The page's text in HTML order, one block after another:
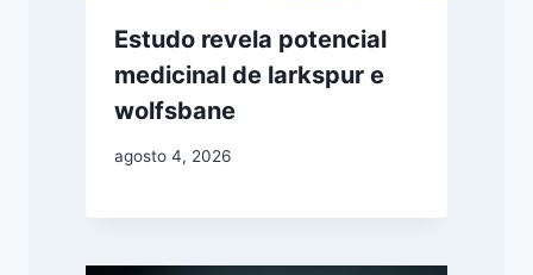
Estudo revela potencial
medicinal de larkspur e
wolfsbane
agosto 4, 2026